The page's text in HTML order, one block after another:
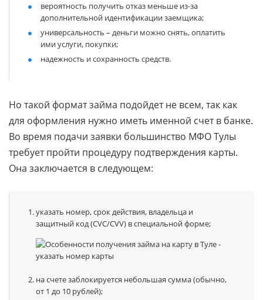
вероятность получить отказ меньше из-за
дополнительной идентификации заемщика;
универсальность – деньги можно снять, оплатить
ими услуги, покупки;
надежность и сохранность средств.
Но такой формат займа подойдет не всем, так как
для оформления нужно иметь именной счет в банке.
Во время подачи заявки большинство МФО Тулы
требует пройти процедуру подтверждения карты.
Она заключается в следующем:
указать номер, срок действия, владельца и
защитный код (CVC/CVV) в специальной форме;
на счете заблокируется небольшая сумма (обычно,
от 1 до 10 рублей);